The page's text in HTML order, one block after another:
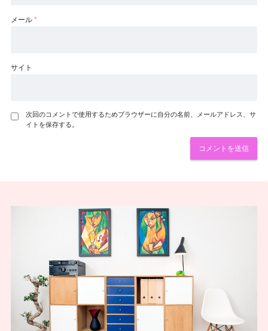
メール *
サイト
次回のコメントで使用するためブラウザーに自分の名前、メールアドレス、サ
イトを保存する。